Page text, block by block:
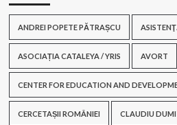
ANDREI POPETE PĂTRAȘCU
ASOCIAȚIA CATALEYA / YRIS AVORT
CENTER FOR EDUCATION AND
CERCETAȘII ROMÂNIEI CLAUDIU